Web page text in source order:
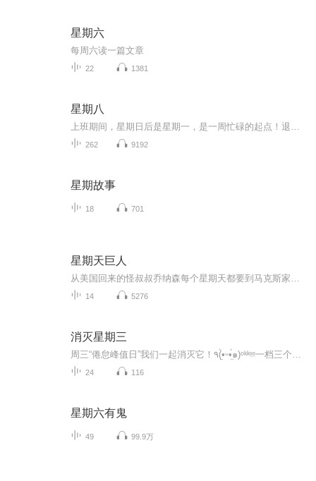
星期六
每周六读一篇文章
22 1381
星期八
262 9192
星期故事
18 701
星期天巨人
14 5276
消灭星期三
24 116
星期六有鬼
49 99.9万